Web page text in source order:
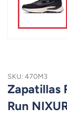
SKU: 470M3
Zapatillas
Run